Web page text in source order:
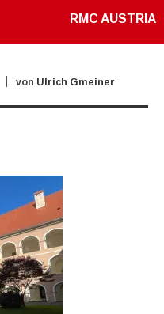
RMC AUSTRIA
von Ulrich Gmeiner